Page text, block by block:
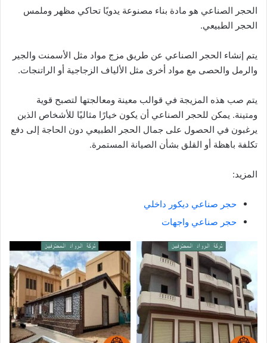
الحجر الصناعي هو مادة بناء مصنوعة يدويًا تحاكي مظهر وملمس
الحجر الطبيعي.
يتم إنشاء الحجر الصناعي عن طريق مزج مواد مثل الأسمنت والجير
والرمل والحصى مع مواد أخرى مثل الألياف الزجاجية أو الراتنجات.
يتم صب هذه المزيجة في قوالب معينة ومعالجتها لتصبح قوية
ومتينة. يمكن للحجر الصناعي أن يكون خيارًا مثاليًا للأشخاص الذين
يرغبون في الحصول على جمال الحجر الطبيعي دون الحاجة إلى دفع
تكلفة باهظة أو القلق بشأن الصيانة المستمرة.
المزيد:
حجر صناعي ديكور داخلي
حجر صناعي واجهات